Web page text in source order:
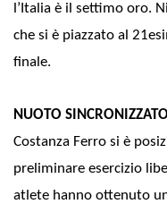
l’Italia è il settimo oro.
che si è piazzato al
finale.
NUOTO SINCRONIZZATO
Costanza Ferro si è
preliminare esercizio
atlete hanno ottenuto